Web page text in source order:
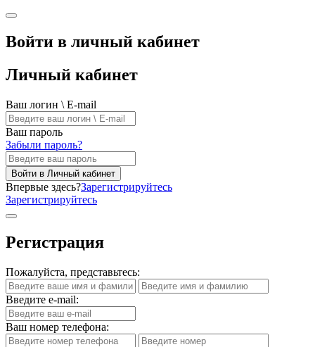
Войти в личный кабинет
Личный кабинет
Ваш логин \ E-mail
Ваш пароль
Забыли пароль?
Войти в Личный кабинет
Впервые здесь?Зарегистрируйтесь
Зарегистрируйтесь
Регистрация
Пожалуйста, представьтесь:
Введите e-mail:
Ваш номер телефона: